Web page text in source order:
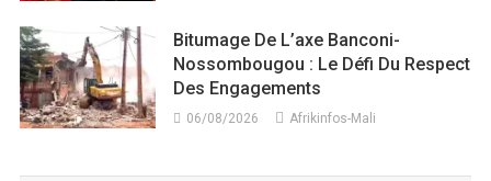
Bitumage De L’axe Banconi-
Nossombougou : Le Défi Du Respect
Des Engagements
06/08/2026 Afrikinfos-Mali